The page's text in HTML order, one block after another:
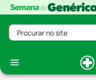
Procurar no site